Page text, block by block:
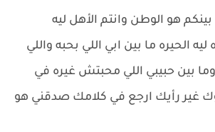
بينكم هو الوطن وانتم الأهل ليه
الحيره ما بين ابي اللي بحبه واللي
وما بين حبيبي اللي محبتش غيره في
غير رأيك ارجع في كلامك صدقني هو